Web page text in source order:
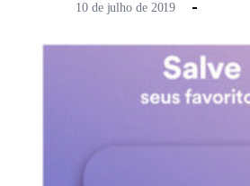
10 de julho de 2019